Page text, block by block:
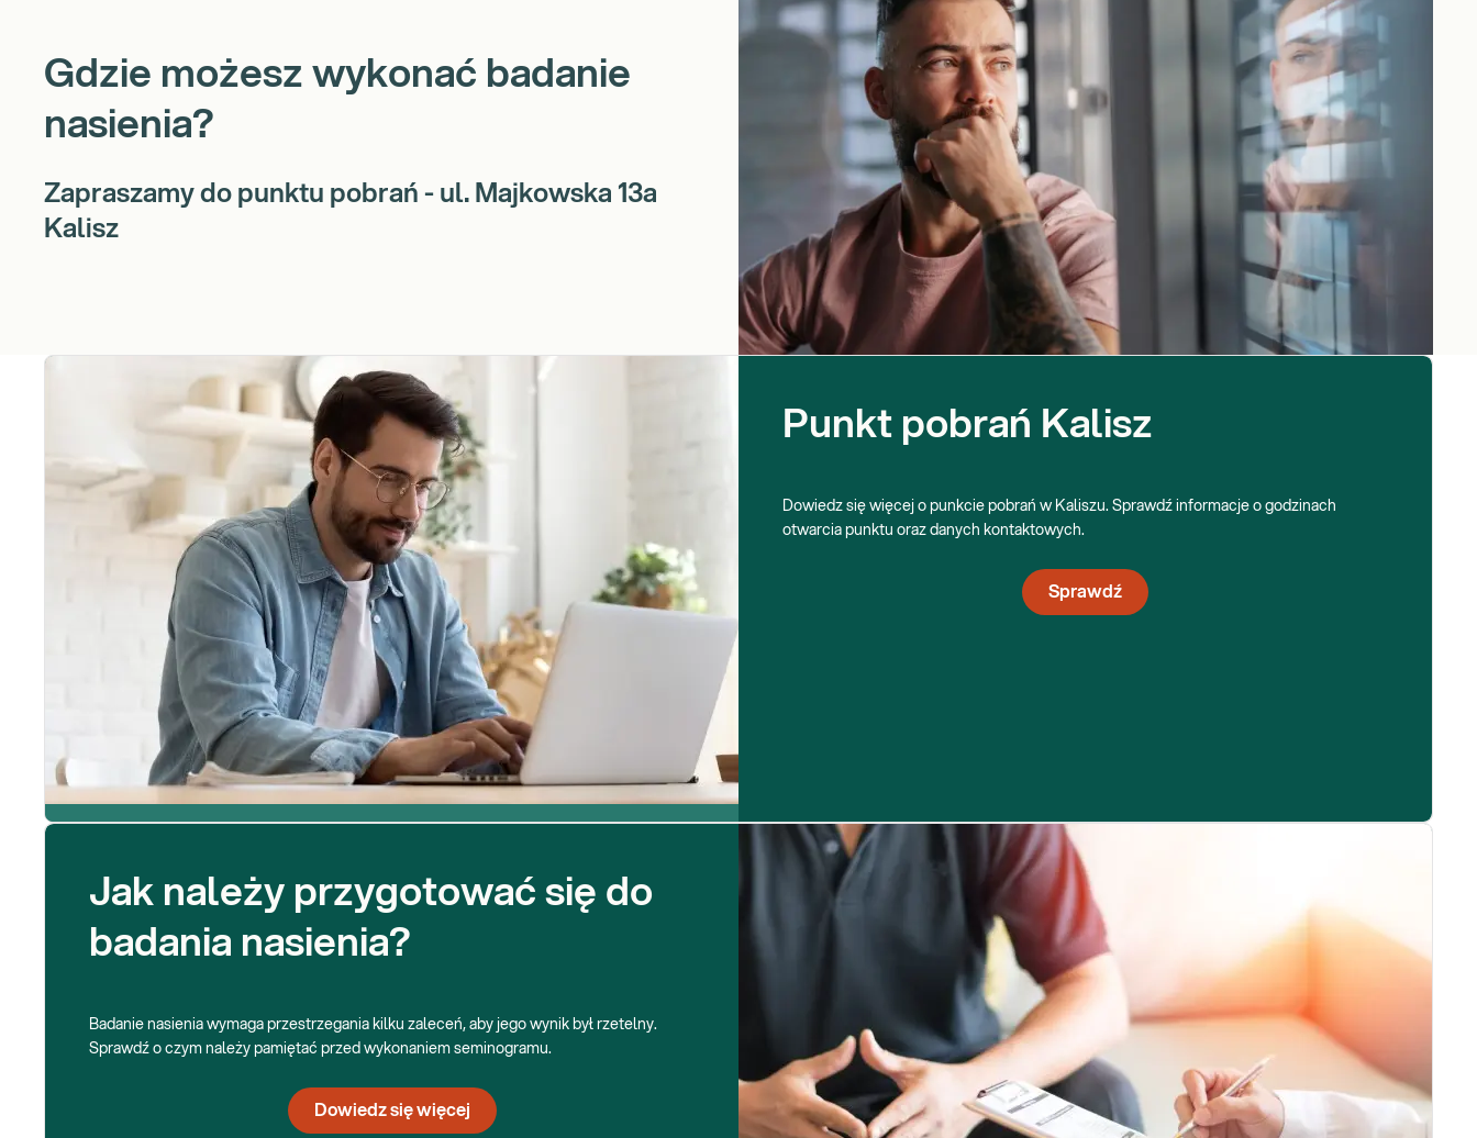
Gdzie możesz wykonać badanie
nasienia?
Zapraszamy do punktu pobrań - ul. Majkowska 13a
Kalisz
Punkt pobrań Kalisz
Dowiedz się więcej o punkcie pobrań w Kaliszu. Sprawdź informacje o godzinach
otwarcia punktu oraz danych kontaktowych.
Sprawdź
Jak należy przygotować się do
badania nasienia?
Badanie nasienia wymaga przestrzegania kilku zaleceń, aby jego wynik był rzetelny.
Sprawdź o czym należy pamiętać przed wykonaniem seminogramu.
Dowiedz się więcej